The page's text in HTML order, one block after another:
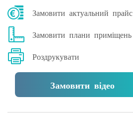
Замовити актуальний прайс
Замовити плани приміщень
Роздрукувати
Замовити відео